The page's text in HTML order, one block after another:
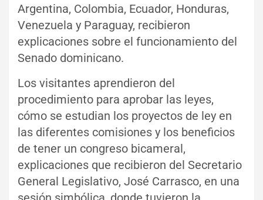
Argentina, Colombia, Ecuador, Honduras,
Venezuela y Paraguay, recibieron
explicaciones sobre el funcionamiento del
Senado dominicano.
Los visitantes aprendieron del
procedimiento para aprobar las leyes,
cómo se estudian los proyectos de ley en
las diferentes comisiones y los beneficios
de tener un congreso bicameral,
explicaciones que recibieron del Secretario
General Legislativo, José Carrasco, en una